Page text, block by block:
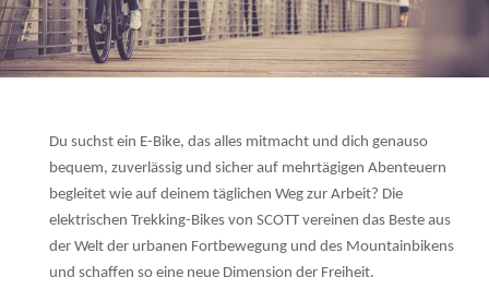
Du suchst ein E-Bike, das alles mitmacht und dich genauso
bequem, zuverlässig und sicher auf mehrtägigen Abenteuern
begleitet wie auf deinem täglichen Weg zur Arbeit? Die
elektrischen Trekking-Bikes von SCOTT vereinen das Beste aus
der Welt der urbanen Fortbewegung und des Mountainbikens
und schaffen so eine neue Dimension der Freiheit.